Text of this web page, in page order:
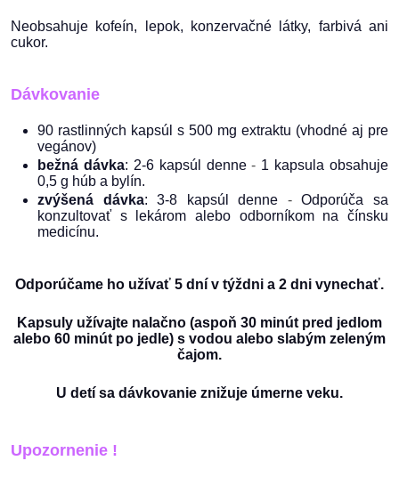
Neobsahuje kofeín, lepok, konzervačné látky, farbivá ani
cukor.
Dávkovanie
90 rastlinných kapsúl s 500 mg extraktu (vhodné aj pre
vegánov)
bežná dávka: 2-6 kapsúl denne- 1 kapsula obsahuje
0,5 g húb a bylín.
zvýšená dávka: 3-8 kapsúl denne -Odporúča sa
konzultovať s lekárom alebo odborníkom na čínsku
medicínu.
Odporúčame ho užívať 5 dní v týždni a 2 dni vynechať.
Kapsuly užívajte nalačno (aspoň 30 minút pred jedlom
alebo 60 minút po jedle) s vodou alebo slabým zeleným
čajom.
U detí sa dávkovanie znižuje úmerne veku.
Upozornenie !